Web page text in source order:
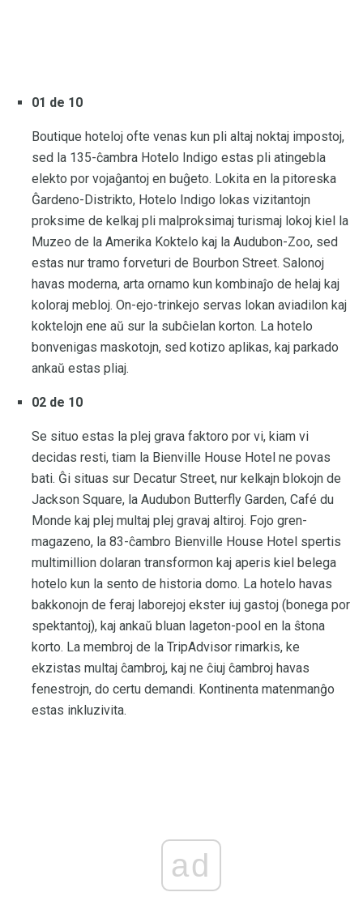
01 de 10
Boutique hoteloj ofte venas kun pli altaj noktaj impostoj,
sed la 135-ĉambra Hotelo Indigo estas pli atingebla
elekto por vojaĝantoj en buĝeto. Lokita en la pitoreska
Ĝardeno-Distrikto, Hotelo Indigo lokas vizitantojn
proksime de kelkaj pli malproksimaj turismaj lokoj kiel la
Muzeo de la Amerika Koktelo kaj la Audubon-Zoo, sed
estas nur tramo forveturi de Bourbon Street. Salonoj
havas moderna, arta ornamo kun kombinaĵo de helaj kaj
koloraj mebloj. On-ejo-trinkejo servas lokan aviadilon kaj
koktelojn ene aŭ sur la subĉielan korton. La hotelo
bonvenigas maskotojn, sed kotizo aplikas, kaj parkado
ankaŭ estas pliaj.
02 de 10
Se situo estas la plej grava faktoro por vi, kiam vi
decidas resti, tiam la Bienville House Hotel ne povas
bati. Ĝi situas sur Decatur Street, nur kelkajn blokojn de
Jackson Square, la Audubon Butterfly Garden, Café du
Monde kaj plej multaj plej gravaj altiroj. Fojo gren-
magazeno, la 83-ĉambro Bienville House Hotel spertis
multimillion dolaran transformon kaj aperis kiel belega
hotelo kun la sento de historia domo. La hotelo havas
bakkonojn de feraj laborejoj ekster iuj gastoj (bonega por
spektantoj), kaj ankaŭ bluan lageton-pool en la ŝtona
korto. La membroj de la TripAdvisor rimarkis, ke
ekzistas multaj ĉambroj, kaj ne ĉiuj ĉambroj havas
fenestrojn, do certu demandi. Kontinenta matenmanĝo
estas inkluzivita.
ad